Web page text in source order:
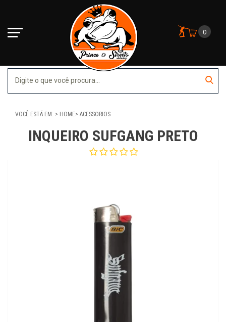
0
VOCÊ ESTÁ EM: HOME ACESSORIOS
INQUEIRO SUFGANG PRETO